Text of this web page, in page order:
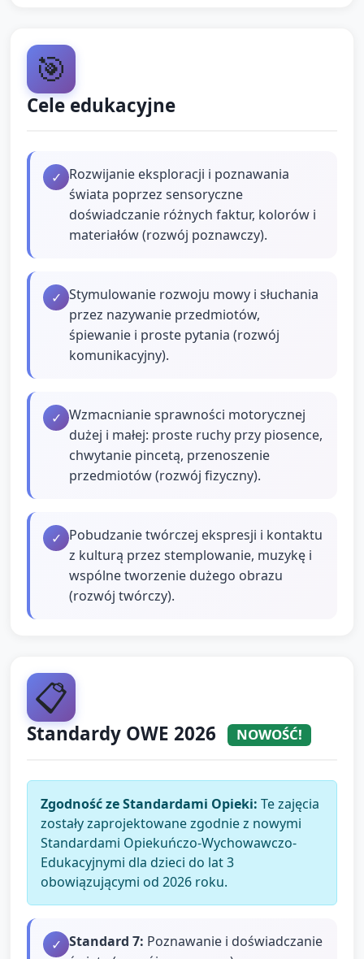
🎯
Cele edukacyjne
✓ Rozwijanie eksploracji i poznawania
świata poprzez sensoryczne
doświadczanie różnych faktur, kolorów i
materiałów (rozwój poznawczy).
✓ Stymulowanie rozwoju mowy i słuchania
przez nazywanie przedmiotów,
śpiewanie i proste pytania (rozwój
komunikacyjny).
✓ Wzmacnianie sprawności motorycznej
dużej i małej: proste ruchy przy piosence,
chwytanie pincetą, przenoszenie
przedmiotów (rozwój fizyczny).
✓ Pobudzanie twórczej ekspresji i kontaktu
z kulturą przez stemplowanie, muzykę i
wspólne tworzenie dużego obrazu
(rozwój twórczy).
📋
Standardy OWE 2026 NOWOŚĆ!
Zgodność ze Standardami Opieki: Te zajęcia
zostały zaprojektowane zgodnie z nowymi
Standardami Opiekuńczo-Wychowawczo-
Edukacyjnymi dla dzieci do lat 3
obowiązującymi od 2026 roku.
✓ Standard 7: Poznawanie i doświadczanie